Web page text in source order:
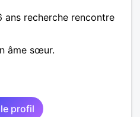
recherche rencontre
âme sœur.
profil